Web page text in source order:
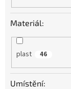
Materiál:
plast 46
Umístění: